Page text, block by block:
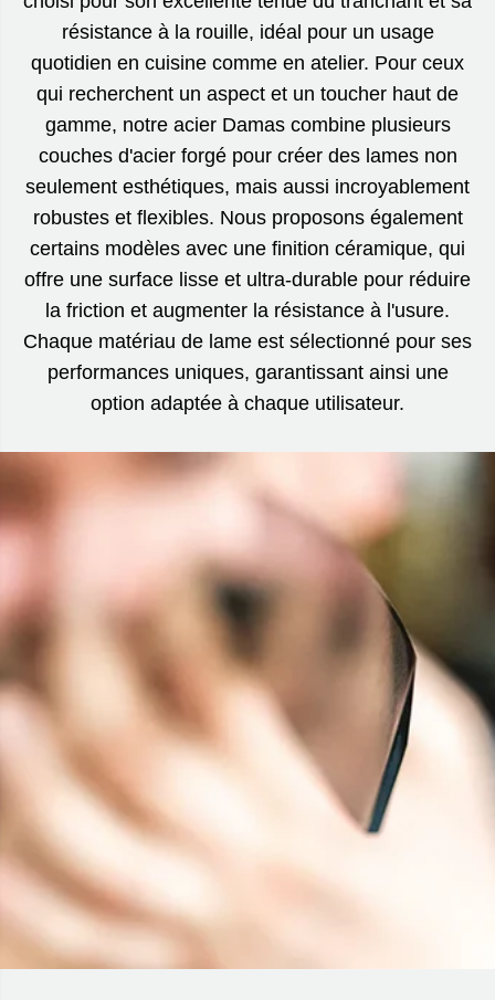
résistance à la rouille, idéal pour un usage
quotidien en cuisine comme en atelier. Pour ceux
qui recherchent un aspect et un toucher haut de
gamme, notre acier Damas combine plusieurs
couches d'acier forgé pour créer des lames non
seulement esthétiques, mais aussi incroyablement
robustes et flexibles. Nous proposons également
certains modèles avec une finition céramique, qui
offre une surface lisse et ultra-durable pour réduire
la friction et augmenter la résistance à l'usure.
Chaque matériau de lame est sélectionné pour ses
performances uniques, garantissant ainsi une
option adaptée à chaque utilisateur.